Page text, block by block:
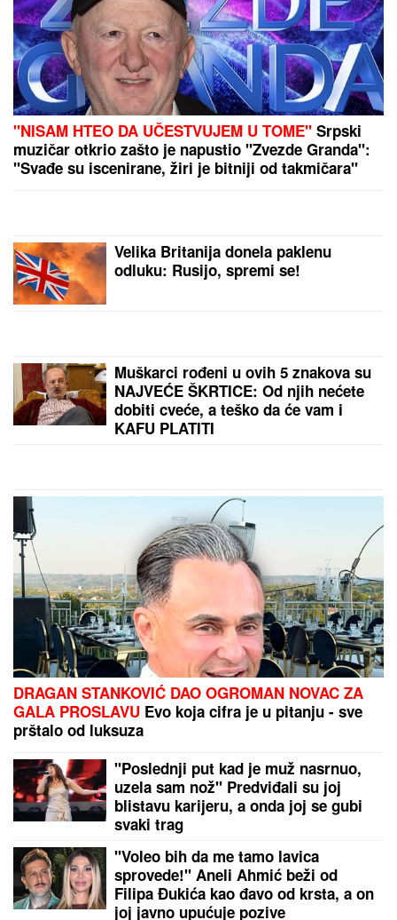
(FOTO) BELI LJILJANI I BELI KOVČEG ZA UBIJENU
LJUDMILUPorodica ispratila Ruskinju koju je
ugušio turski državljanin u Borči: Sveštenik držao
NOVAK ĐOKOVIĆ ČEKAO U REDU
OVO JE MILKA (82) KOJU JE UBIO
SIN! U poslednje vreme živela u
"NISAM HTEO DA UČESTVUJEM U TOME"Srpski
muzičar otkrio zašto je napustio "Zvezde Granda":
"Svađe su iscenirane, žiri je bitniji od takmičara"
Velika Britanija donela paklenu
odluku: Rusijo, spremi se!